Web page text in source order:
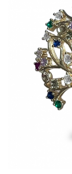
Bijuterii Copii
Bijuterii Mirese
Reduceri
Cele mai noi
Cele mai vandute
Cele mai votate